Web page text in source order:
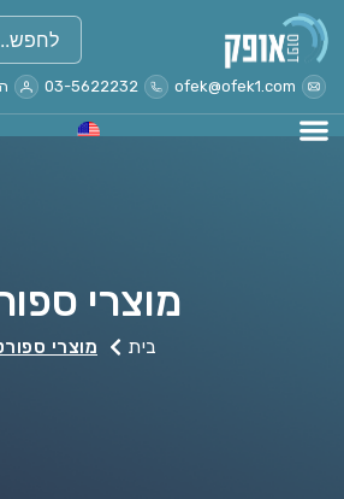
ofek@ofek1.com
03-5622232
מוצרי
בית מוצרי